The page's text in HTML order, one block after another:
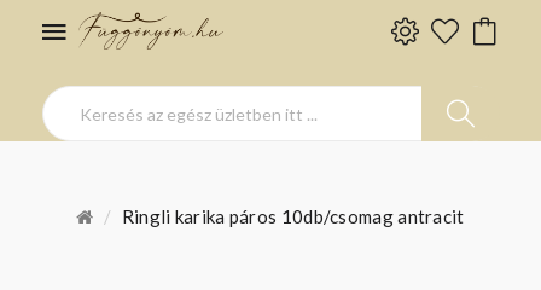
Ringli karika páros 10db/csomag antracit